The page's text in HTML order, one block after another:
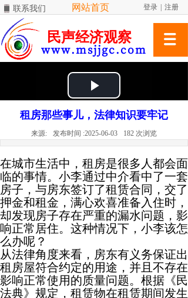
网站首页 登录 注册
联系我们
民声经济观察
www.msjjgc.com
租房那些事儿，法律知识要牢记
来源: 发布时间 :2025-06-03 182 次浏览
在城市生活中，租房是很多人都会面
临的事情。小李通过中介看中了一套
房子，与房东签订了租赁合同，交了
押金和租金，满心欢喜准备入住时，
却发现房子存在严重的漏水问题，影
响正常居住。这种情况下，小李该怎
么办呢？
从法律角度来看，房东有义务保证出
租房屋符合约定的用途，并且不存在
影响正常使用的质量问题。根据《民
法典》规定，租赁物在租赁期间发生